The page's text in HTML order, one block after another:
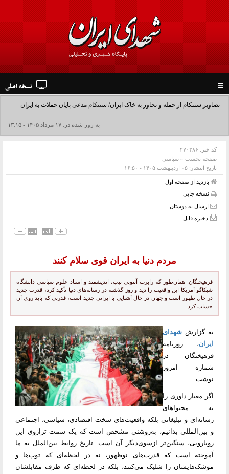
navigation
نسخه اصلی
تصاویر سنتکام از حمله و تجاوز به خاک ایران/ سنتکام مدعی پایان حملات به ایران
شد+فیلم به روز شده در: ۱۷ مرداد ۱۴۰۵ - ۱۳:۱۵
کد خبر: ۲۷۰۳۸۶
صفحه نخست » سیاسی
تاریخ انتشار: ۰۵ ارديبهشت ۱۴۰۵ - ۱۶:۵۰
بازدید از صفحه اول
نسخه چاپی
ارسال به دوستان
ذخیره فایل
مردم دنیا به ایران قوی سلام کنند
فرهیختگان: همان‌طور که رابرت آنتونی پیپ، اندیشمند و استاد علوم سیاسی دانشگاه
شیکاگو آمریکا این واقعیت را دید و روز گذشته در رسانه‌های دنیا تأکید کرد، قدرت جدید
در حال ظهور است و جهان در حال آشنایی با ایرانی جدید است، قدرتی که باید روی آن
حساب کرد.
به گزارش شهدای
ایران، روزنامه
فرهیختگان در
شماره امروز
نوشت:
اگر معیار داوری را
نه محتوا‌های
رسانه‌ای و تبلیغاتی بلکه واقعیت‌های سخت اقتصادی، سیاسی، اجتماعی
و بین‌المللی بدانیم، به‌روشنی مشخص است که یک سمت ترازوی این
رویارویی، سنگین‌تر ازسوی‌دیگر آن است. تاریخ روابط بین‌الملل به ما
آموخته است که قدرت‌های نوظهور، نه در لحظه‌ای که توپ‌ها و
موشک‌هایشان را شلیک می‌کنند، بلکه در لحظه‌ای که طرف مقابلشان